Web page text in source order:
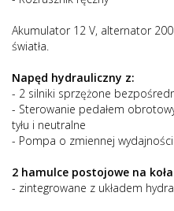
Akumulator 12 V, alternator
światła.
Napęd hydrauliczny z:
- 2 silniki sprzężone
- Sterowanie pedałem
tyłu i neutralne
- Pompa o zmiennej wydajności
2 hamulce postojowe na
- zintegrowane z układem